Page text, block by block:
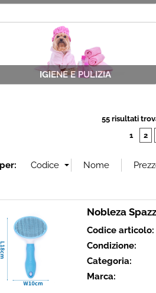
IGIENE E PULIZIA
55 risultati
1
2
Nobleza
Codice articolo:
Condizione:
Categoria:
Marca: